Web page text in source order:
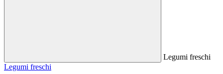
Legumi freschi
Legumi freschi